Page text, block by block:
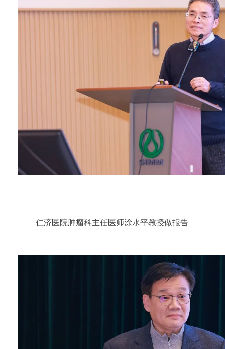
仁济医院肿瘤科主任医师涂水平教授做报告